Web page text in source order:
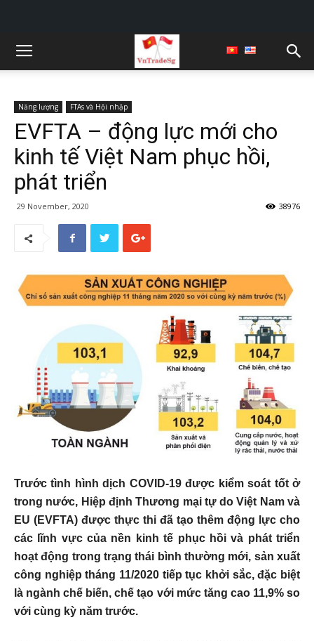
Năng lượng FTAs và Hội nhập
EVFTA – động lực mới cho
kinh tế Việt Nam phục hồi,
phát triển
29 November, 2020 38976
Trước tình hình dịch COVID-19 được kiểm soát tốt ở
trong nước, Hiệp định Thương mại tự do Việt Nam và
EU (EVFTA) được thực thi đã tạo thêm động lực cho
các lĩnh vực của nền kinh tế phục hồi và phát triển
hoạt động trong trạng thái bình thường mới, sản xuất
công nghiệp tháng 11/2020 tiếp tục khởi sắc, đặc biệt
là ngành chế biến, chế tạo với mức tăng cao 11,9% so
với cùng kỳ năm trước.